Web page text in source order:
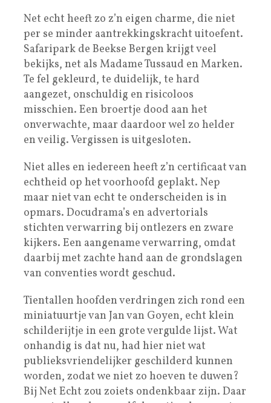
Net echt heeft zo z’n eigen charme, die niet
per se minder aantrekkingskracht uitoefent.
Safaripark de Beekse Bergen krijgt veel
bekijks, net als Madame Tussaud en Marken.
Te fel gekleurd, te duidelijk, te hard
aangezet, onschuldig en risicoloos
misschien. Een broertje dood aan het
onverwachte, maar daardoor wel zo helder
en veilig. Vergissen is uitgesloten.
Niet alles en iedereen heeft z’n certificaat van
echtheid op het voorhoofd geplakt. Nep
maar niet van echt te onderscheiden is in
opmars. Docudrama’s en advertorials
stichten verwarring bij ontlezers en zware
kijkers. Een aangename verwarring, omdat
daarbij met zachte hand aan de grondslagen
van conventies wordt geschud.
Tientallen hoofden verdringen zich rond een
miniatuurtje van Jan van Goyen, echt klein
schilderijtje in een grote vergulde lijst. Wat
onhandig is dat nu, had hier niet wat
publieksvriendelijker geschilderd kunnen
worden, zodat we niet zo hoeven te duwen?
Bij Net Echt zou zoiets ondenkbaar zijn. Daar